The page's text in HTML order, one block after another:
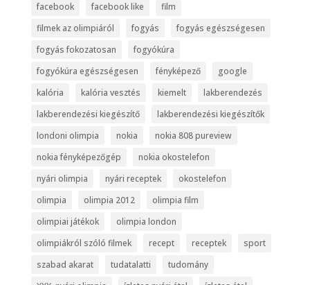
facebook
facebook like
film
filmek az olimpiáról
fogyás
fogyás egészségesen
fogyás fokozatosan
fogyókúra
fogyókúra egészségesen
fényképező
google
kalória
kalória vesztés kiemelt
lakberendezés
lakberendezési kiegészítő
lakberendezési kiegészítők
londoni olimpia
nokia
nokia 808 pureview
nokia fényképezőgép
nokia okostelefon
nyári olimpia
nyári receptek
okostelefon
olimpia
olimpia 2012
olimpia film
olimpiai játékok
olimpia london
olimpiákról szóló filmek
recept receptek
sport
szabad akarat
tudatalatti
tudomány